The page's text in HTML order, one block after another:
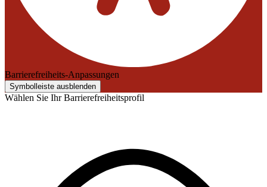
Barrierefreiheits-Anpassungen
Symbolleiste ausblenden
Wählen Sie Ihr Barrierefreiheitsprofil